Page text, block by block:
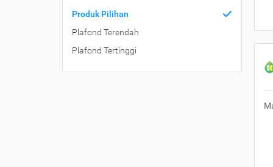
Produk Pilihan
Plafond Terendah
Plafond Tertinggi